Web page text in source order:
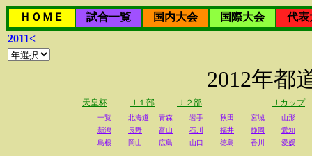
ＨＯＭＥ 試合一覧 国内大会 国際大会
代表
2011<
2012年都
天皇杯 Ｊ１部 Ｊ２部 Ｊカップ
一覧 北海道 青森 岩手 秋田 宮城
山形
新潟
長野 富山 石川 福井 静岡
愛知
島根
岡山 広島 山口 徳島 香川 愛媛